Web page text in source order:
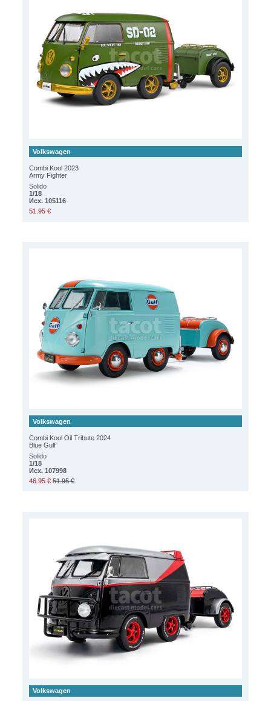
Volkswagen
Combi Kool 2023
Army Fighter
Solido
1/18
Исх. 105116
51.95 €
Volkswagen
Combi Kool Oil Tribute 2024
Blue Gulf
Solido
1/18
Исх. 107998
46.95 € 51.95 €
Volkswagen